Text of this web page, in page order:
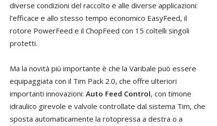
diverse condizioni del raccolto e alle diverse applicazioni:
l’efficace e allo stesso tempo economico EasyFeed, il
rotore PowerFeed e il ChopFeed con 15 coltelli singoli
protetti.
Ma la novità più importante è che la Varibale può essere
equipaggiata con il Tim Pack 2.0, che offre ulteriori
importanti innovazioni: Auto Feed Control, con timone
idraulico girevole e valvole controllate dal sistema Tim, che
sposta automaticamente la rotopressa a destra o a